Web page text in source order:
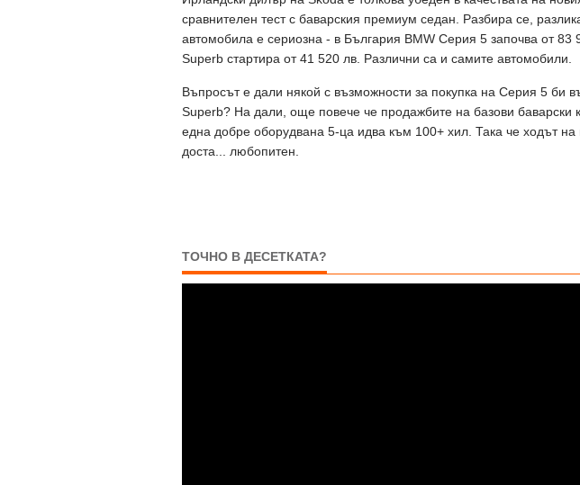
сравнителен тест с баварския премиум седан. Разбира се,
автомобила е сериозна - в България BMW Серия 5 започва от 83
Superb стартира от 41 520 лв. Различни са и самите автомобили.
Въпросът е дали някой с възможности за покупка на Серия 5 би
Superb? На дали, още повече че продажбите на базови баварски
една добре оборудвана 5-ца идва към 100+ хил. Така че ходът
доста... любопитен.
ТОЧНО В ДЕСЕТКАТА?